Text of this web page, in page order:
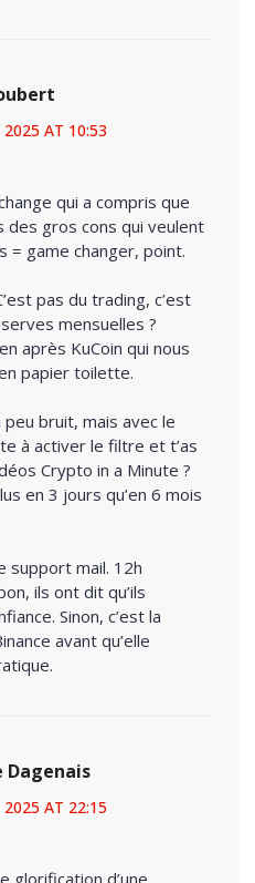
AT 10:53
qui a compris que
gros cons qui veulent
= game changer, point.
pas du trading, c’est
mensuelles ?
après KuCoin qui nous
papier toilette.
peu bruit, mais avec le
à activer le filtre et t’as
Crypto in a Minute ?
en 3 jours qu’en 6 mois
support mail. 12h
ils ont dit qu’ils
Sinon, c’est la
avant qu’elle
Dagenais
AT 22:15
glorification d’une